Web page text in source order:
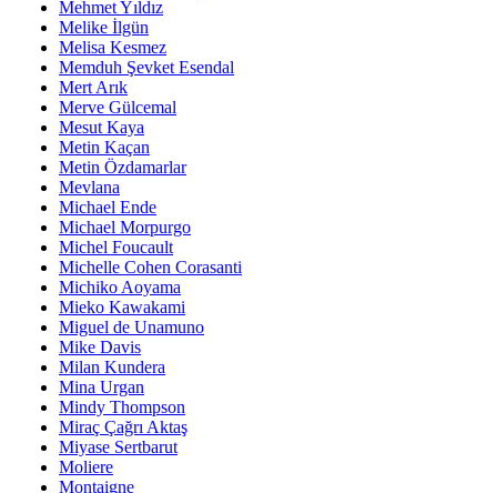
Mehmet Yıldız
Melike İlgün
Melisa Kesmez
Memduh Şevket Esendal
Mert Arık
Merve Gülcemal
Mesut Kaya
Metin Kaçan
Metin Özdamarlar
Mevlana
Michael Ende
Michael Morpurgo
Michel Foucault
Michelle Cohen Corasanti
Michiko Aoyama
Mieko Kawakami
Miguel de Unamuno
Mike Davis
Milan Kundera
Mina Urgan
Mindy Thompson
Miraç Çağrı Aktaş
Miyase Sertbarut
Moliere
Montaigne